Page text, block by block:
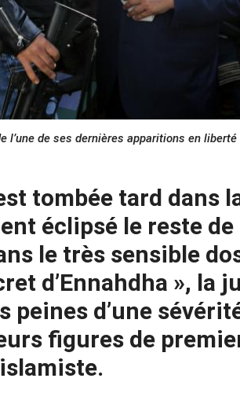
l’une de ses dernières apparitions en
tombée tard dans
éclipsé le reste de
le très sensible
d’Ennahdha », la
peines d’une
figures de